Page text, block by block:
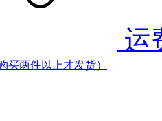
运
买两件以上才发货）